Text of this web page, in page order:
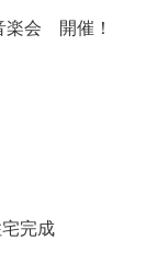
楽会 開催！
完成